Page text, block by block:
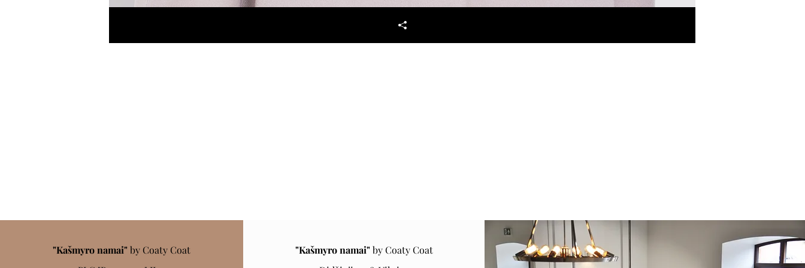
"Kašmyro namai"by Coaty Coat
"Kašmyro namai"by Coaty Coat